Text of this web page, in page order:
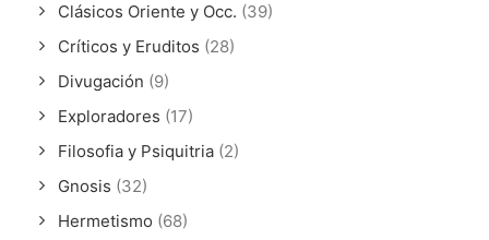
Clásicos Oriente y Occ. (39)
Críticos y Eruditos (28)
Divugación (9)
Exploradores (17)
Filosofia y Psiquitria (2)
Gnosis (32)
Hermetismo (68)